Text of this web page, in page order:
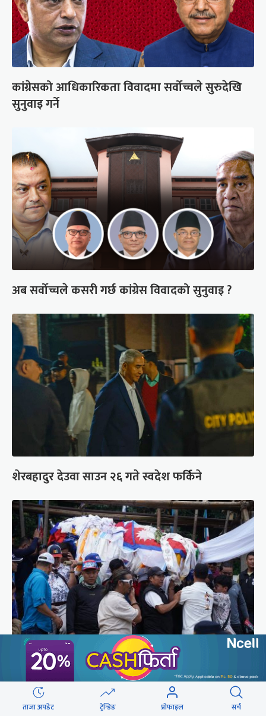
कांग्रेसको आधिकारिकता विवादमा सर्वोच्चले सुरुदेखि
सुनुवाइ गर्ने
अब सर्वोच्चले कसरी गर्छ कांग्रेस विवादको सुनुवाइ ?
शेरबहादुर देउवा साउन २६ गते स्वदेश फर्किने
पर्वतारोही पुरबहादुर गुरुङको अन्त्येष्टि (तस्वीरहरू)
ताजा अपडेट ट्रेन्डिङ प्रोफाइल सर्च